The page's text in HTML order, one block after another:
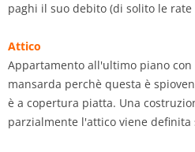
paghi il suo debito (di solito le
Attico
Appartamento all'ultimo piano
mansarda perchè questa è
è a copertura piatta. Una
parzialmente l'attico viene definita